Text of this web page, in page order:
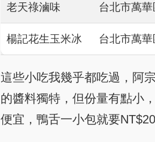
老天祿滷味 台北市萬
楊記花生玉米冰 台北市萬
這些小吃我幾乎都吃過，阿
的醬料獨特，但份量有點小
便宜，鴨舌一小包就要